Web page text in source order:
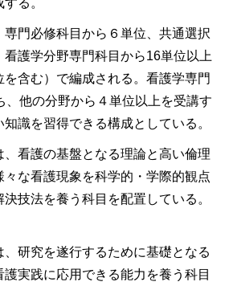
専門必修科目から６単位、共通選択
護学分野専門科目から16単位以上
を含む）で編成される。看護学専門
、他の分野から４単位以上を受講す
識を習得できる構成としている。
、看護の基盤となる理論と高い倫理
々な看護現象を科学的・学際的観点
技法を養う科目を配置している。
、研究を遂行するために基礎となる
実践に応用できる能力を養う科目